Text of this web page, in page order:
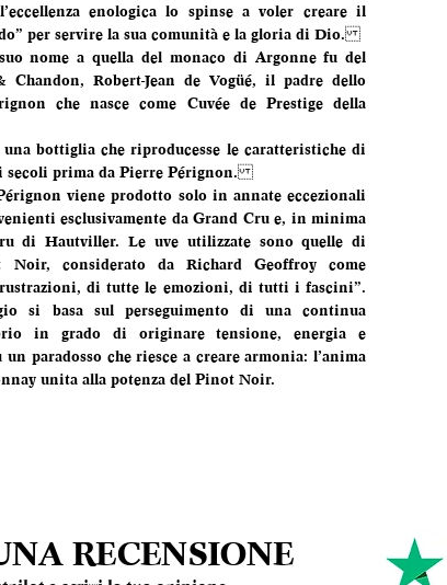
enologica lo spinse a voler creare il
per servire la sua comunità e la gloria di Dio.
nome a quella del monaco di Argonne fu del
Robert-Jean de Vogüé, il padre dello
che nasce come Cuvée de Prestige della
bottiglia che riproducesse le caratteristiche di
secoli prima da Pierre Pérignon.
viene prodotto solo in annate eccezionali
esclusivamente da Grand Cru e, in minima
di Hautviller. Le uve utilizzate sono quelle di
Noir, considerato da Richard Geoffroy come
di tutte le emozioni, di tutti i fascini”.
si basa sul perseguimento di una continua
in grado di originare tensione, energia e
paradosso che riesce a creare armonia: l’anima
unita alla potenza del Pinot Noir.
RECENSIONE